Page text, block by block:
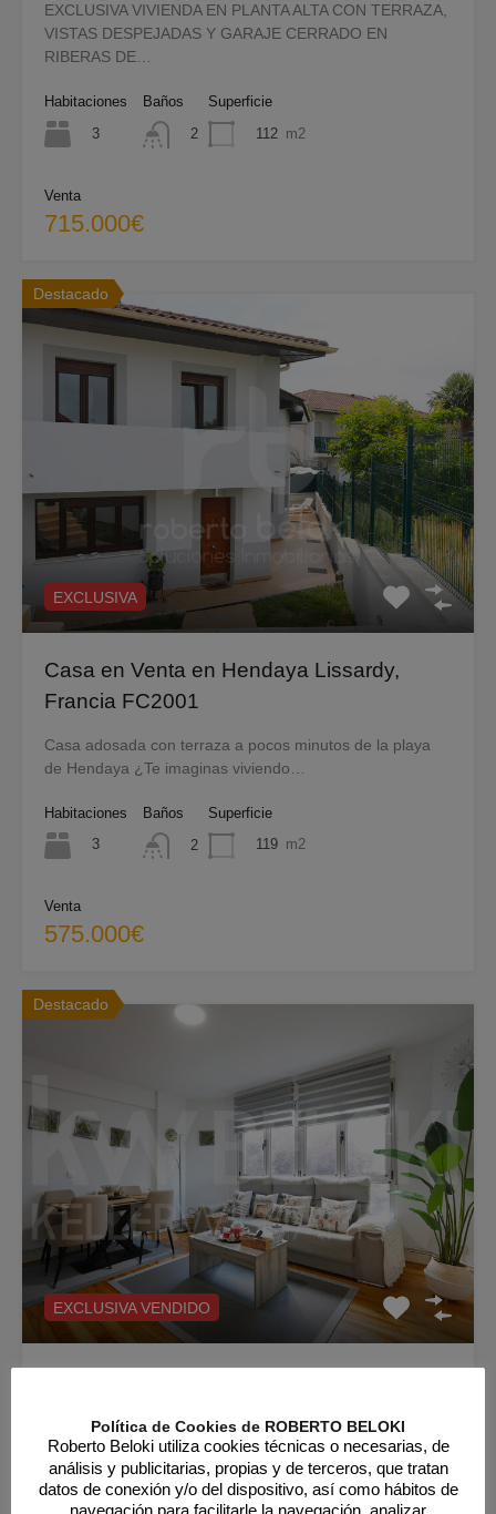
EXCLUSIVA VIVIENDA EN PLANTA ALTA CON TERRAZA,
VISTAS DESPEJADAS Y GARAJE CERRADO EN
RIBERAS DE…
Habitaciones
3
Baños
2
Superficie
112 m2
Venta
715.000€
Destacado
EXCLUSIVA
Casa en Venta en Hendaya Lissardy,
Francia FC2001
Casa adosada con terraza a pocos minutos de la playa
de Hendaya ¿Te imaginas viviendo…
Habitaciones
3
Baños
2
Superficie
119 m2
Venta
575.000€
Destacado
EXCLUSIVA VENDIDO
VENDIDO Reformada, exterior y con garaje incluido. Una
vivienda lista para entrar a vivir en…
Política de Cookies de ROBERTO BELOKI
Roberto Beloki utiliza cookies técnicas o necesarias, de
análisis y publicitarias, propias y de terceros, que tratan
datos de conexión y/o del dispositivo, así como hábitos de
navegación para facilitarle la navegación, analizar